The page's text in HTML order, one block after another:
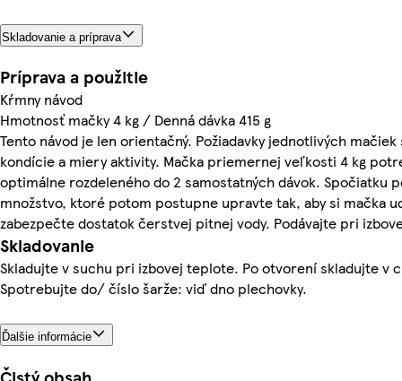
Skladovanie a príprava
Príprava a použitie
Kŕmny návod
Hmotnosť mačky 4 kg / Denná dávka 415 g
Tento návod je len orientačný. Požiadavky jednotlivých
kondície a miery aktivity. Mačka priemernej veľkosti 4 kg
optimálne rozdeleného do 2 samostatných dávok. Spočiatku
množstvo, ktoré potom postupne upravte tak, aby si mačka
zabezpečte dostatok čerstvej pitnej vody. Podávajte pri
Skladovanie
Skladujte v suchu pri izbovej teplote. Po otvorení skladujte v
Spotrebujte do/ číslo šarže: viď dno plechovky.
Ďalšie informácie